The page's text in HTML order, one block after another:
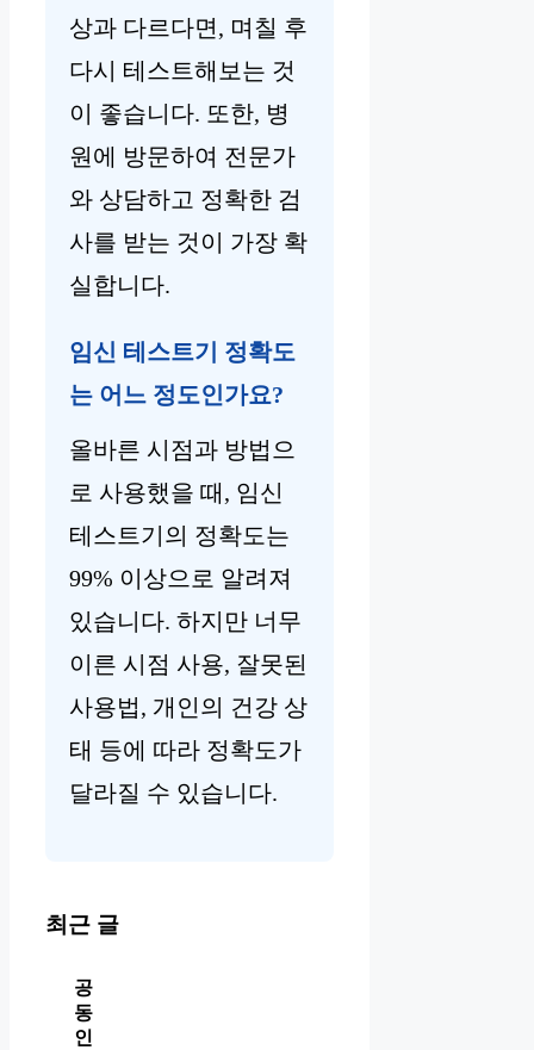
상과 다르다면, 며칠 후
다시 테스트해보는 것
이 좋습니다. 또한, 병
원에 방문하여 전문가
와 상담하고 정확한 검
사를 받는 것이 가장 확
실합니다.
임신 테스트기 정확도
는 어느 정도인가요?
올바른 시점과 방법으
로 사용했을 때, 임신
테스트기의 정확도는
99% 이상으로 알려져
있습니다. 하지만 너무
이른 시점 사용, 잘못된
사용법, 개인의 건강 상
태 등에 따라 정확도가
달라질 수 있습니다.
최근 글
공
동
인